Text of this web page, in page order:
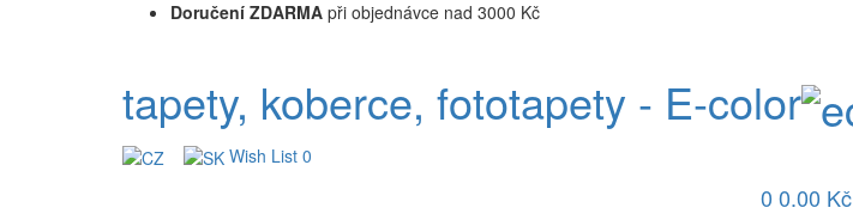
Doručení ZDARMA při objednávce nad 3000 Kč
tapety, koberce, fototapety - E-color
Wish List 0
0 0.00 Kč